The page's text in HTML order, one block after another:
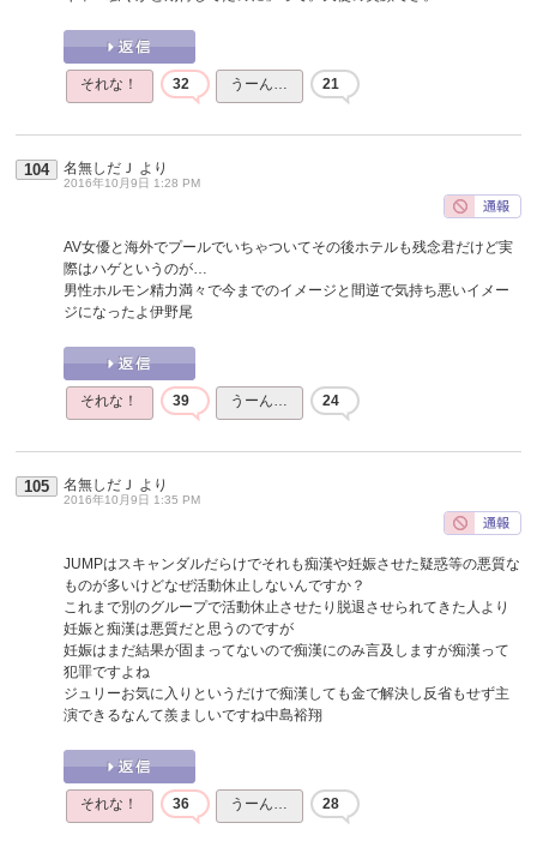
それな！ 32 うーん… 21
104 名無しだＪ より
2016年10月9日 1:28 PM
AV女優と海外でプールでいちゃついてその後ホテルも残念君だけど実
際はハゲというのが…
男性ホルモン精力満々で今までのイメージと間逆で気持ち悪いイメー
ジになったよ伊野尾
それな！ 39 うーん… 24
105 名無しだＪ より
2016年10月9日 1:35 PM
JUMPはスキャンダルだらけでそれも痴漢や妊娠させた疑惑等の悪質な
ものが多いけどなぜ活動休止しないんですか？
これまで別のグループで活動休止させたり脱退させられてきた人より
妊娠と痴漢は悪質だと思うのですが
妊娠はまだ結果が固まってないので痴漢にのみ言及しますが痴漢って
犯罪ですよね
ジュリーお気に入りというだけで痴漢しても金で解決し反省もせず主
演できるなんて羨ましいですね中島裕翔
それな！ 36 うーん… 28